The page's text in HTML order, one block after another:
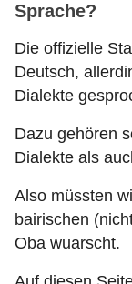
Sprache?
Die offizielle
Deutsch,
Dialekte
Dazu gehören
Dialekte als
Also müssten
bairischen
Oba wuarscht.